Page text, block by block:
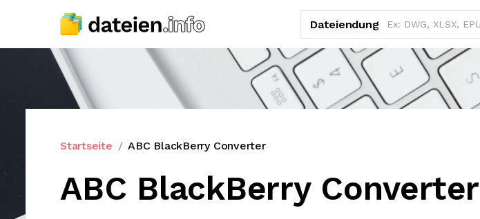
Dateiendung
Startseite ABC BlackBerry Converter
ABC BlackBerry Converter